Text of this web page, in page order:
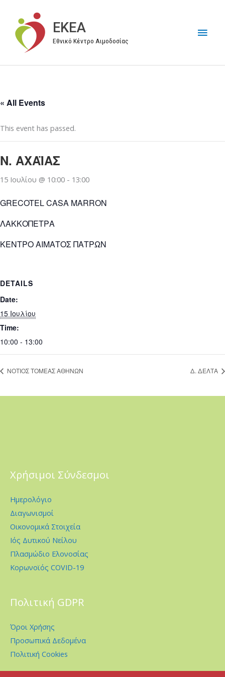
περιεχόμενο
EKEA
Εθνικό Κέντρο Αιμοδοσίας
« All Events
This event has passed.
Ν. ΑΧΑΪΑΣ
15 Ιουλίου @ 10:00 - 13:00
GRECOTEL CASA MARRON
ΛΑΚΚΟΠΕΤΡΑ
ΚΕΝΤΡΟ ΑΙΜΑΤΟΣ ΠΑΤΡΩΝ
DETAILS
Date:
15 Ιουλίου
Time:
10:00 - 13:00
ΝΟΤΙΟΣ ΤΟΜΕΑΣ ΑΘΗΝΩΝ Δ. ΔΕΛΤΑ
Χρήσιμοι Σύνδεσμοι
Ημερολόγιο
Διαγωνισμοί
Οικονομικά Στοιχεία
Ιός Δυτικού Νείλου
Πλασμώδιο Ελονοσίας
Κορωνοϊός COVID-19
Πολιτική GDPR
Όροι Χρήσης
Προσωπικά Δεδομένα
Πολιτική Cookies